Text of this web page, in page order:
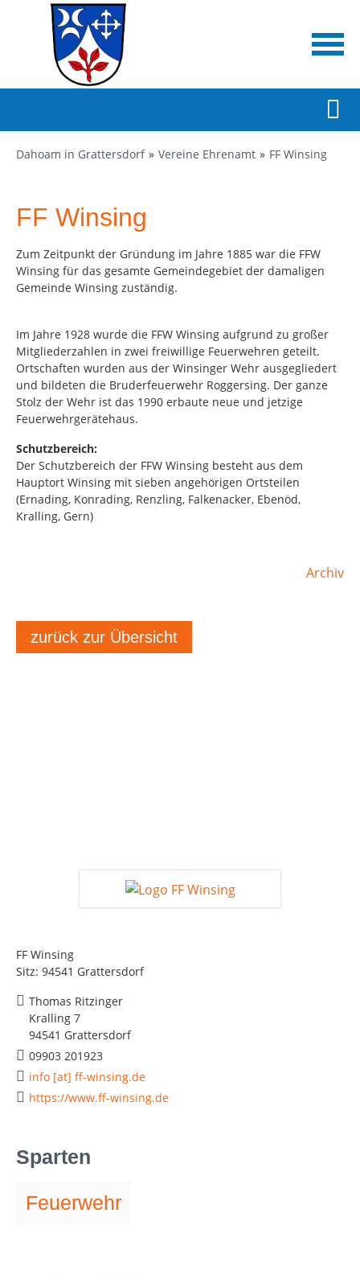
Dahoam in Grattersdorf Vereine Ehrenamt FF Winsing
FF Winsing
Sitz: 94541 Grattersdorf
Thomas Ritzinger
Kralling 7
94541 Grattersdorf
09903 201923
info [at] ff-winsing.de
https://www.ff-winsing.de
Sparten
Feuerwehr
FF Winsing
Zum Zeitpunkt der Gründung im Jahre 1885 war die FFW
Winsing für das gesamte Gemeindegebiet der damaligen
Gemeinde Winsing zuständig.
Im Jahre 1928 wurde die FFW Winsing aufgrund zu großer
Mitgliederzahlen in zwei freiwillige Feuerwehren geteilt.
Ortschaften wurden aus der Winsinger Wehr ausgegliedert
und bildeten die Bruderfeuerwehr Roggersing. Der ganze
Stolz der Wehr ist das 1990 erbaute neue und jetzige
Feuerwehrgerätehaus.
Schutzbereich:
Der Schutzbereich der FFW Winsing besteht aus dem
Hauptort Winsing mit sieben angehörigen Ortsteilen
(Ernading, Konrading, Renzling, Falkenacker, Ebenöd,
Kralling, Gern)
Archiv
zurück zur Übersicht